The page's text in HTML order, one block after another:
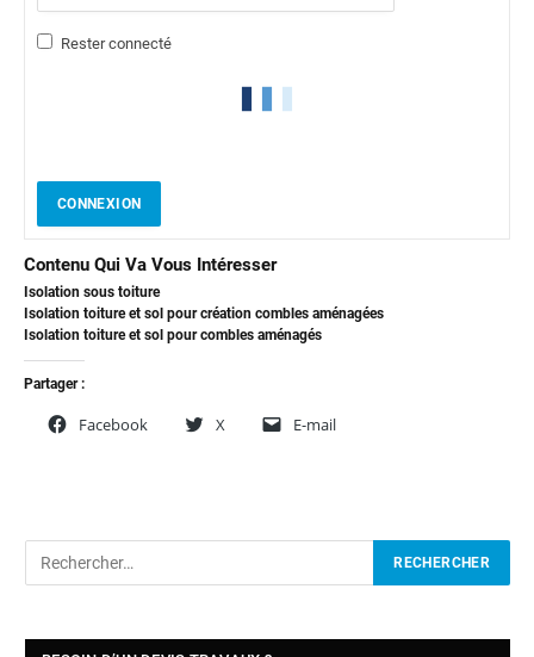
Rester connecté
CONNEXION
Contenu Qui Va Vous Intéresser
Isolation sous toiture
Isolation toiture et sol pour création combles aménagées
Isolation toiture et sol pour combles aménagés
Partager :
Facebook X E-mail